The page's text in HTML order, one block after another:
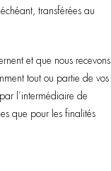
transférées au
et que nous recevons
tout ou partie de vos
l’intermédiaire de
que pour les finalités